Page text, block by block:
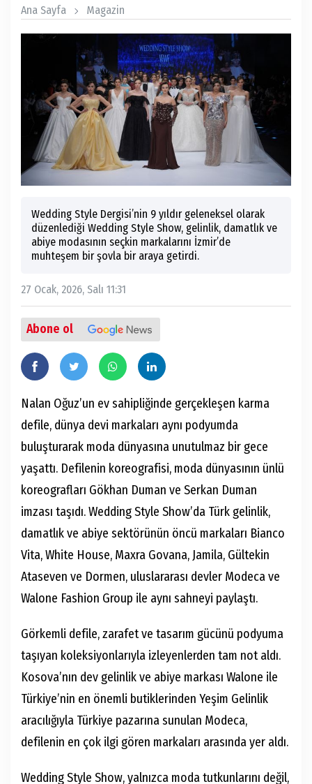
Ana Sayfa Magazin
Wedding Style Dergisi’nin 9 yıldır geleneksel olarak
düzenlediği Wedding Style Show, gelinlik, damatlık ve
abiye modasının seçkin markalarını İzmir’de
muhteşem bir şovla bir araya getirdi.
27 Ocak, 2026, Salı 11:31
Abone ol
Nalan Oğuz’un ev sahipliğinde gerçekleşen karma
defile, dünya devi markaları aynı podyumda
buluşturarak moda dünyasına unutulmaz bir gece
yaşattı. Defilenin koreografisi, moda dünyasının ünlü
koreografları Gökhan Duman ve Serkan Duman
imzası taşıdı. Wedding Style Show’da Türk gelinlik,
damatlık ve abiye sektörünün öncü markaları Bianco
Vita, White House, Maxra Govana, Jamila, Gültekin
Ataseven ve Dormen, uluslararası devler Modeca ve
Walone Fashion Group ile aynı sahneyi paylaştı.
Görkemli defile, zarafet ve tasarım gücünü podyuma
taşıyan koleksiyonlarıyla izleyenlerden tam not aldı.
Kosova’nın dev gelinlik ve abiye markası Walone ile
Türkiye’nin en önemli butiklerinden Yeşim Gelinlik
aracılığıyla Türkiye pazarına sunulan Modeca,
defilenin en çok ilgi gören markaları arasında yer aldı.
Wedding Style Show, yalnızca moda tutkunlarını değil,